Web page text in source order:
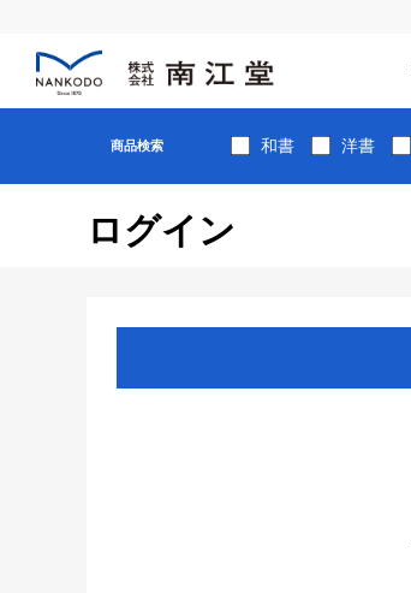
商品検索 和書 洋書
ログイン